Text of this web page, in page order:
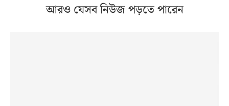
আরও যেসব নিউজ পড়তে পারেন